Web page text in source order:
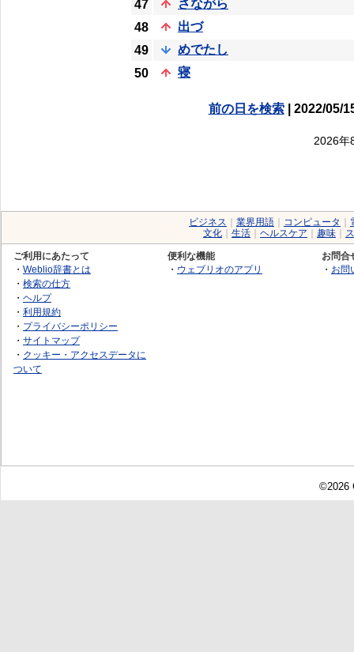
47
さながら
48
出づ
49
めでたし
50
寝
前の日を検索| 2022/05/
2026年
ビジネス 業界用語 コンピュータ
文化
生活 ヘルスケア 趣味
ご利用にあたって
・ Weblio辞書とは
・ 検索の仕方
・ ヘルプ
・ 利用規約
・ プライバシーポリシー
・ サイトマップ
・ クッキー・アクセスデータに
ついて
便利な機能
・ ウェブリオのアプリ
お問合
・ お問
©2026